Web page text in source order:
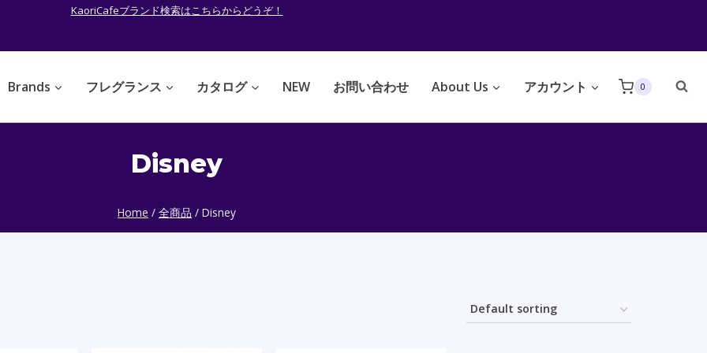
KaoriCafeブランド検索はこちらからどうぞ！
Brands フレグランス カタログ NEW お問い合わせ About Us アカウント 0
Disney
Home / 全商品 / Disney